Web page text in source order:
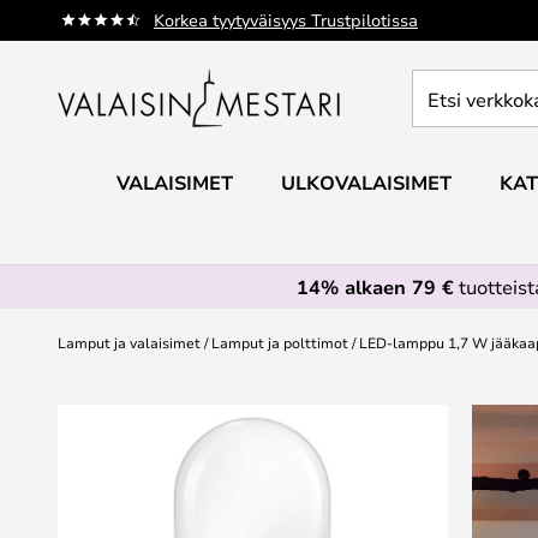
Korkea tyytyväisyys Trustpilotissa
Skip
to
verkkokaupan
VALAISIMET ULKOVALAISIMET
14% alkaen 79 €
Lamput ja valaisimet Lamput ja polttimot LED-lamppu 1,7 W